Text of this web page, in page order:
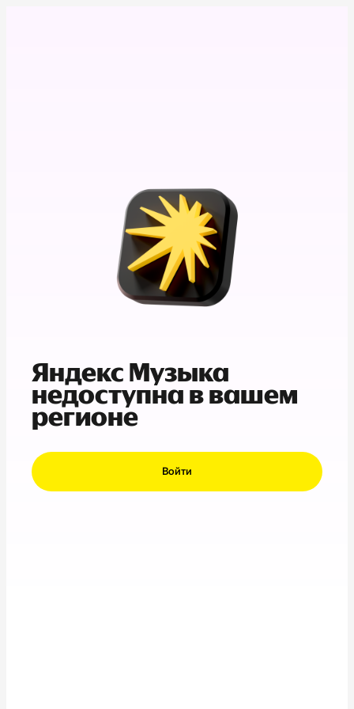
Яндекс Музыка
недоступна в вашем
регионе
Войти